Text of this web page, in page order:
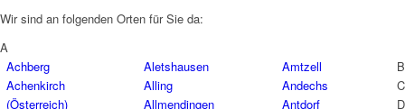
Wir sind an folgenden Orten für Sie da:
A
Achberg
Achenkirch
(Österreich)
Aletshausen
Alling
Allmendingen
Amtzell
Andechs
Antdorf
B
C
D